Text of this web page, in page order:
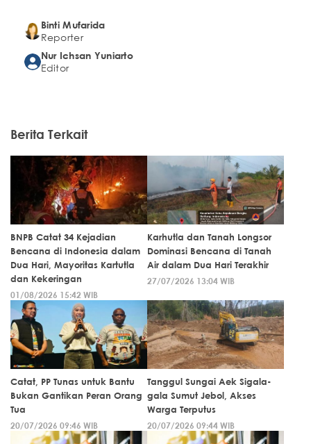
Binti Mufarida
Reporter
Nur Ichsan Yuniarto
Editor
Berita Terkait
BNPB Catat 34 Kejadian
Bencana di Indonesia dalam
Dua Hari, Mayoritas Kartutla
dan Kekeringan
01/08/2026 15:42 WIB
Karhutla dan Tanah Longsor
Dominasi Bencana di Tanah
Air dalam Dua Hari Terakhir
27/07/2026 13:04 WIB
Catat, PP Tunas untuk Bantu
Bukan Gantikan Peran Orang
Tua
20/07/2026 09:46 WIB
Tanggul Sungai Aek Sigala-
gala Sumut Jebol, Akses
Warga Terputus
20/07/2026 09:44 WIB